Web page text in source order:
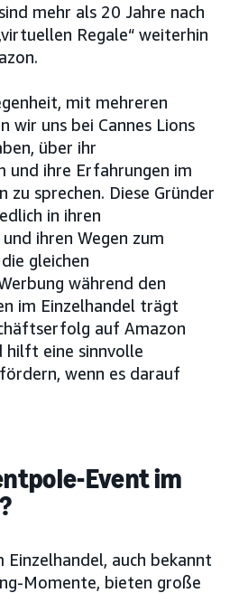
mehr als 20 Jahre nach
Regale“ weiterhin
mit mehreren
wir uns bei Cannes Lions
über ihr
und ihre Erfahrungen im
zu sprechen. Diese Gründer
in ihren
ihren Wegen zum
gleichen
während den
im Einzelhandel trägt
auf Amazon
hilft eine sinnvolle
wenn es darauf
Event im
auch bekannt
Momente, bieten große